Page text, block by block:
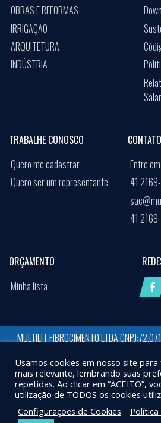
OBRAS E REFORMAS
IRRIGAÇÃO
ARQUITETURA
INDÚSTRIA
ORÇAMENTO
Minha lista
TRABALHE CONOSCO
Quero me cadastrar
Quero ser um representante
CONTATO
Entre
41
41
MULTILIT FIBROCIMENTO LTDA
Desenvolvido por:Job
UTILIZAMOS COOKIES PARA GARANTIR QUE VOCÊ
NOSSO SITE. AO CONTINUAR A NAVEGAÇÃO,
ACORDO COM ISSO.
Usamos cookies em nosso site
mais relevante, lembrando suas
repetidas. Ao clicar em “ACEITO”,
utilização de TODOS os cookies
Configurações de Cookies